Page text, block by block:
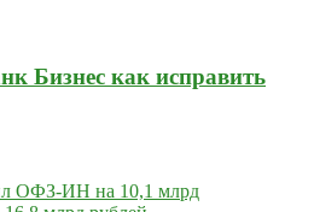
Бизнес как исправить